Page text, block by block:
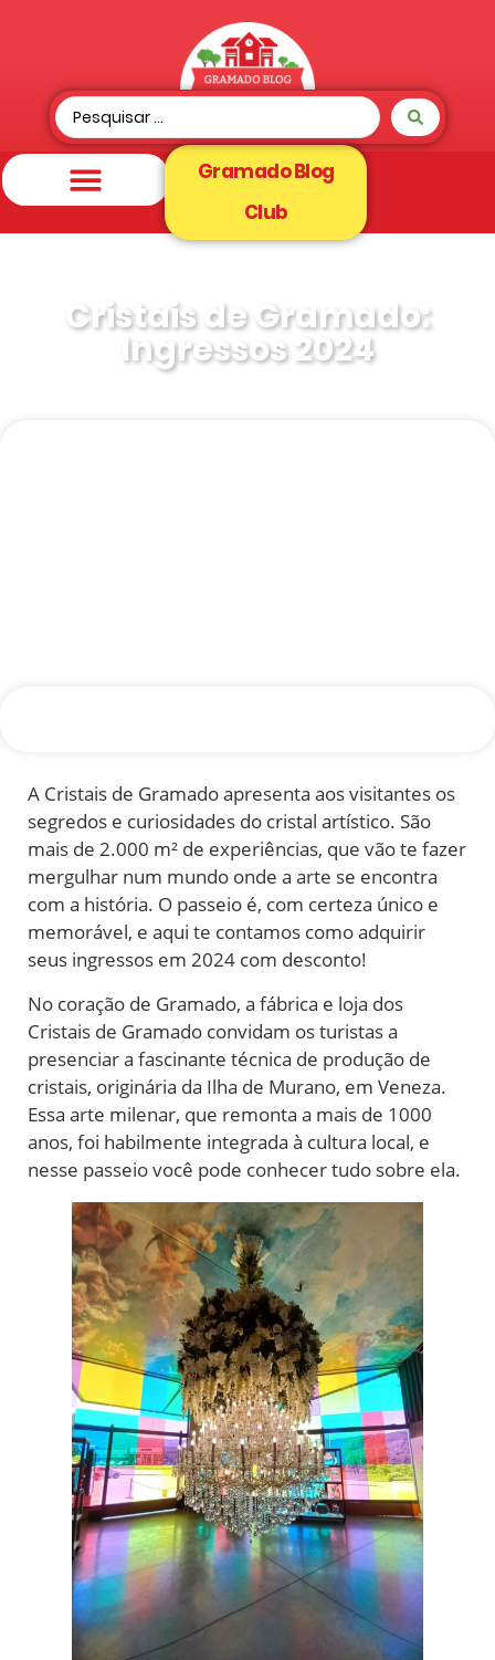
Gramado Blog
Club
Cristais de Gramado:
Ingressos 2024
A Cristais de Gramado apresenta aos visitantes os
segredos e curiosidades do cristal artístico. São
mais de 2.000 m² de experiências, que vão te fazer
mergulhar num mundo onde a arte se encontra
com a história. O passeio é, com certeza único e
memorável, e aqui te contamos como adquirir
seus ingressos em 2024 com desconto!
No coração de Gramado, a fábrica e loja dos
Cristais de Gramado convidam os turistas a
presenciar a fascinante técnica de produção de
cristais, originária da Ilha de Murano, em Veneza.
Essa arte milenar, que remonta a mais de 1000
anos, foi habilmente integrada à cultura local, e
nesse passeio você pode conhecer tudo sobre ela.